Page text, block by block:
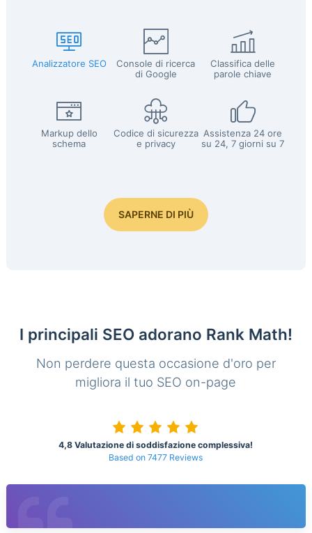
Analizzatore SEO
Console di ricerca
di Google
Classifica delle
parole chiave
Markup dello
schema
Codice di sicurezza
e privacy
Assistenza 24 ore
su 24, 7 giorni su 7
SAPERNE DI PIÙ
I principali SEO adorano Rank Math!
Non perdere questa occasione d'oro per
migliora il tuo SEO on-page
4,8 Valutazione di soddisfazione complessiva!
Based on 7477 Reviews